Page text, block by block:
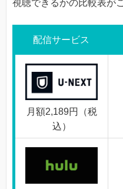
視聴できるかの比較表が
配信サービス
月額2,189円（税
込）